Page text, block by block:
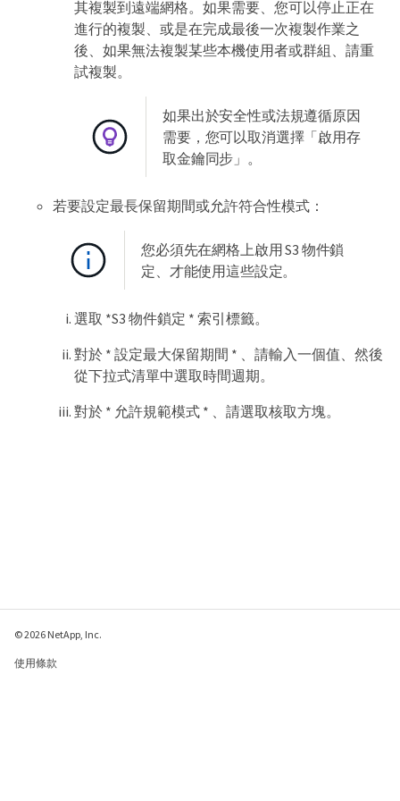
其複製到遠端網格。如果需要、您可以停止正在
進行的複製、或是在完成最後一次複製作業之
後、如果無法複製某些本機使用者或群組、請重
試複製。
如果出於安全性或法規遵循原因
需要，您可以取消選擇「啟用存
取金鑰同步」。
若要設定最長保留期間或允許符合性模式：
您必須先在網格上啟用 S3 物件鎖
定、才能使用這些設定。
選取 *S3 物件鎖定 * 索引標籤。
對於 * 設定最大保留期間 * 、請輸入一個值、然後
從下拉式清單中選取時間週期。
對於 * 允許規範模式 * 、請選取核取方塊。
© 2026 NetApp, Inc.
使用條款